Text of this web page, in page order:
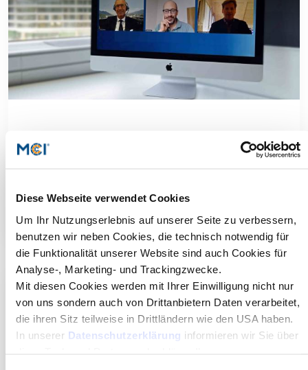
Diese Webseite verwendet Cookies
Um Ihr Nutzungserlebnis auf unserer Seite zu verbessern,
benutzen wir neben Cookies, die technisch notwendig für
die Funktionalität unserer Website sind auch Cookies für
Analyse-, Marketing- und Trackingzwecke.
Mit diesen Cookies werden mit Ihrer Einwilligung nicht nur
von uns sondern auch von Drittanbietern Daten verarbeitet,
die ihren Sitz teilweise in Drittländern wie den USA haben.
In unserer Datenschutzerklärung informieren wir Sie über
Die Rolle und Auswirkungen von Social
Media.